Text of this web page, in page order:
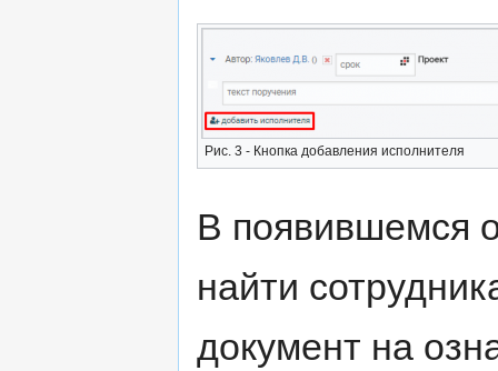
Рис. 3 - Кнопка добавления исполнителя
В появившемся
найти
документ на